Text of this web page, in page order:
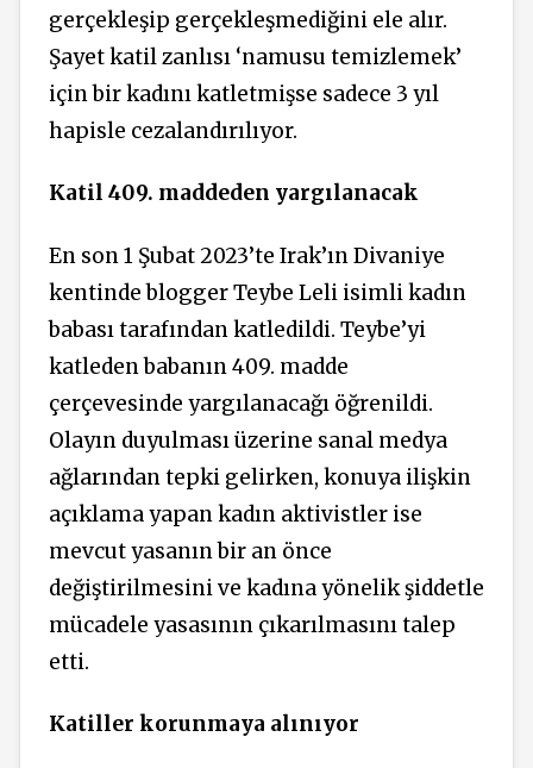
gerçekleşip gerçekleşmediğini ele alır.
Şayet katil zanlısı ‘namusu temizlemek’
için bir kadını katletmişse sadece 3 yıl
hapisle cezalandırılıyor.
Katil 409. maddeden yargılanacak
En son 1 Şubat 2023’te Irak’ın Divaniye
kentinde blogger Teybe Leli isimli kadın
babası tarafından katledildi. Teybe’yi
katleden babanın 409. madde
çerçevesinde yargılanacağı öğrenildi.
Olayın duyulması üzerine sanal medya
ağlarından tepki gelirken, konuya ilişkin
açıklama yapan kadın aktivistler ise
mevcut yasanın bir an önce
değiştirilmesini ve kadına yönelik şiddetle
mücadele yasasının çıkarılmasını talep
etti.
Katiller korunmaya alınıyor